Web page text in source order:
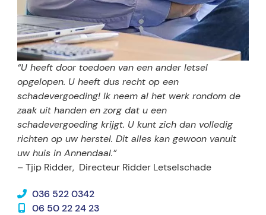
“U heeft door toedoen van een ander letsel
opgelopen. U heeft dus recht op een
schadevergoeding! Ik neem al het werk rondom de
zaak uit handen en zorg dat u een
schadevergoeding krijgt. U kunt zich dan volledig
richten op uw herstel. Dit alles kan gewoon vanuit
uw huis in Annendaal.”
– Tjip Ridder, Directeur Ridder Letselschade
036 522 0342
06 50 22 24 23